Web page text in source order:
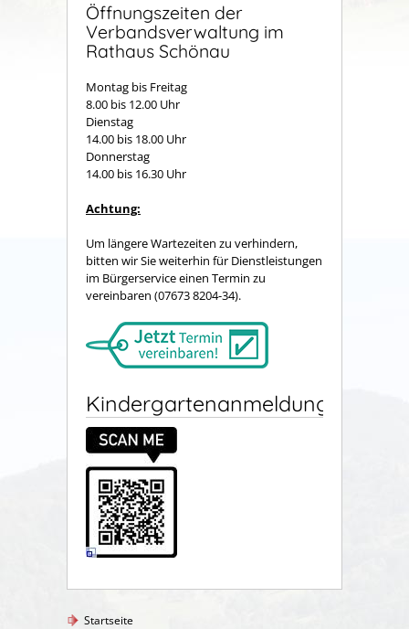
Öffnungszeiten der
Verbandsverwaltung im
Rathaus Schönau
Montag bis Freitag
8.00 bis 12.00 Uhr
Dienstag
14.00 bis 18.00 Uhr
Donnerstag
14.00 bis 16.30 Uhr
Achtung:
Um längere Wartezeiten zu verhindern,
bitten wir Sie weiterhin für Dienstleistungen
im Bürgerservice einen Termin zu
vereinbaren (07673 8204-34).
Kindergartenanmeldung
Startseite